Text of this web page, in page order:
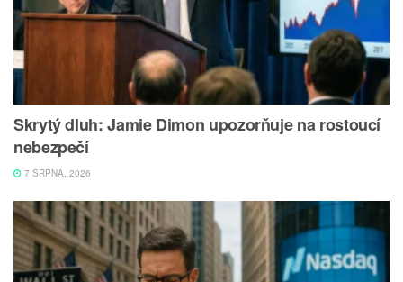
Skrytý dluh: Jamie Dimon upozorňuje na rostoucí
nebezpečí
7 SRPNA, 2026